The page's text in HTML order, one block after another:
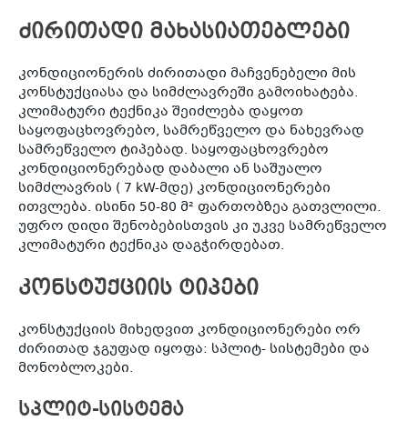
ძირითადი მახასიათებლები
კონდიციონერის ძირითადი მაჩვენებელი მის
კონსტუქციასა და სიმძლავრეში გამოიხატება.
კლიმატური ტექნიკა შეიძლება დაყოთ
საყოფაცხოვრებო, სამრეწველო და ნახევრად
სამრეწველო ტიპებად. საყოფაცხოვრებო
კონდიციონერებად დაბალი ან საშუალო
სიმძლავრის ( 7 kW-მდე) კონდიციონერები
ითვლება. ისინი 50-80 მ² ფართობზეა გათვლილი.
უფრო დიდი შენობებისთვის კი უკვე სამრეწველო
კლიმატური ტექნიკა დაგჭირდებათ.
კონსტუქციის ტიპები
კონსტუქციის მიხედვით კონდიციონერები ორ
ძირითად ჯგუფად იყოფა: სპლიტ- სისტემები და
მონობლოკები.
სპლიტ-სისტემა